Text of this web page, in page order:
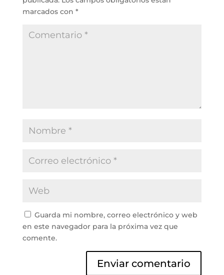
marcados con *
Guarda mi nombre, correo electrónico y web
en este navegador para la próxima vez que
comente.